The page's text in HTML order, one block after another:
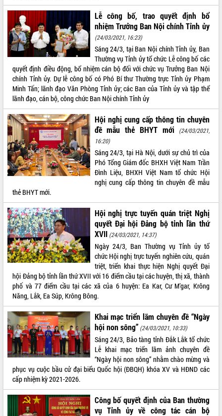
VIDEO
Không có file video nào để phát.
ALBUM ẢNH
LIÊN KẾT WEB
THỐNG KÊ TRUY CẬP
Hôm nay: 14593
Tất cả: 66100261
Lễ công bố, trao quyết định bổ
nhiệm Trưởng Ban Nội chính Tỉnh ủy
(24/03/2021, 16:23)
Sáng 24/3, tại Ban Nội chính Tỉnh ủy, Ban
Thường vụ Tỉnh ủy tổ chức Lễ công bố các
quyết định điều động, bổ nhiệm cán bộ đối với chức vụ Trưởng Ban Nội
chính Tỉnh ủy. Dự lễ công bố có Phó Bí thư Thường trực Tỉnh ủy Phạm
Minh Tấn; lãnh đạo Văn Phòng Tỉnh ủy; các Ban của Tỉnh ủy và tập thể
lãnh đạo, cán bộ, công chức Ban Nội chính Tỉnh ủy
Hội nghị cung cấp thông tin chuyên
đề mẫu thẻ BHYT mới
(24/03/2021,
16:20)
Sáng 24/3, tại Hà Nội, dưới sự chủ trì của
Phó Tổng Giám đốc BHXH Việt Nam Trần
Đình Liệu, BHXH Việt Nam tổ chức Hội
nghị cung cấp thông tin chuyên đề mẫu
thẻ BHYT mới.
Hội nghị trực tuyến quán triệt Nghị
quyết Đại hội Đảng bộ tỉnh lần thứ
XVII (24/03/2021, 14:37)
Ngày 24/3, Ban Thường vụ Tỉnh ủy tổ
chức Hội nghị trực tuyến nghiên cứu, quán
triệt, triển khai thực hiện Nghị quyết Đại
hội Đảng bộ tỉnh lần thứ XVII với 16 điểm cầu tại các huyện, thị xã, thành
phố và 77 điểm cầu tại các xã của 6 huyện: Ea Kar, Cư M’gar, Krông
Năng, Lắk, Ea Súp, Krông Bông.
Khai mạc triển lãm chuyên đề “Ngày
hội non sông” (24/03/2021, 10:33)
Sáng 24/3, Bảo tàng tỉnh Đắk Lắk tổ chức
Lễ khai mạc triển lãm ảnh chuyên đề
“Ngày hội non sông” nhằm chào mừng và
phục vụ cuộc bầu cử đại biểu Quốc hội (ĐBQH) khóa XV và HĐND các
cấp nhiệm kỳ 2021-2026.
Công bố quyết định của Ban thường
vụ Tỉnh ủy về công tác cán bộ